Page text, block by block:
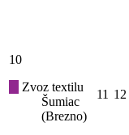
10
Zvoz textilu
Šumiac
(Brezno)
11 12